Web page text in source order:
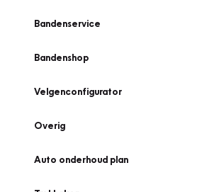
Bandenservice
Bandenshop
Velgenconfigurator
Overig
Auto onderhoud plan